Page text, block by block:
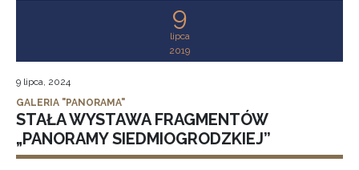
9
lipca
2019
9 lipca, 2024
GALERIA "PANORAMA"
STAŁA WYSTAWA FRAGMENTÓW
„PANORAMY SIEDMIOGRODZKIEJ”